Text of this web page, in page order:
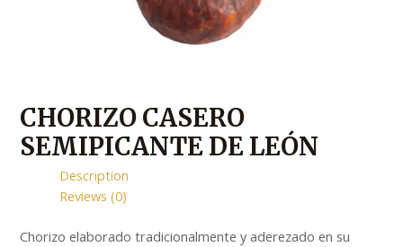
CHORIZO CASERO
SEMIPICANTE DE LEÓN
Description
Reviews (0)
Chorizo elaborado tradicionalmente y aderezado en su